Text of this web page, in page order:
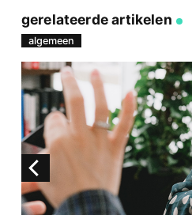
gerelateerde artikelen
algemeen